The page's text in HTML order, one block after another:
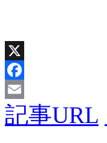
X
Facebook
Email
記事URL